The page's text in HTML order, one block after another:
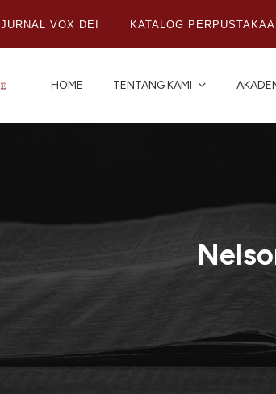
JURNAL VOX DEI KATALOG
HOME TENTANG KAMI